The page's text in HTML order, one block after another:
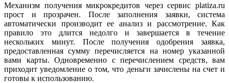
Механизм получения микрокредитов через сервис platiza.ru
прост и прозрачен. После заполнения заявки, система
автоматически производит ее анализ и рассмотрение. Как
правило это длится недолго и завершается в течение
нескольких минут. После получения одобрения заявка,
предоставленная сумму перечисляется на номер указанной
вами карты. Одновременно с перечислением средств, вам
приходит уведомление о том, что деньги зачислены на счет и
готовы к использованию.